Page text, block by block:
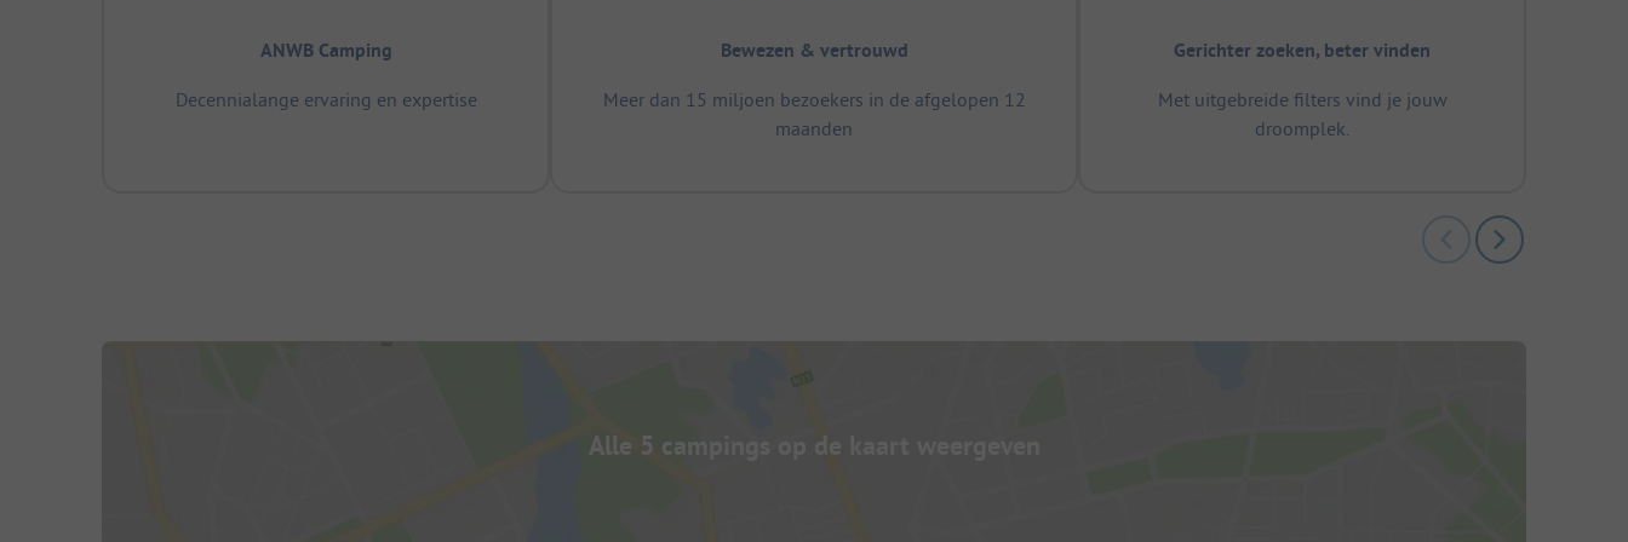
ANWB Camping
Decennialange ervaring en expertise
Bewezen & vertrouwd
Meer dan 15 miljoen bezoekers in de afgelopen 12
maanden
Gerichter zoeken, beter vinden
Met uitgebreide filters vind je jouw
droomplek.
Alle 5 campings op de kaart weergeven